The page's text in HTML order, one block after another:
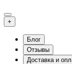
+
Блог
Отзывы
Доставка и